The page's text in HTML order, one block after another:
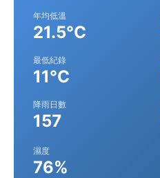
年均低溫
21.5°C
最低紀錄
11°C
降雨日數
157
濕度
76%